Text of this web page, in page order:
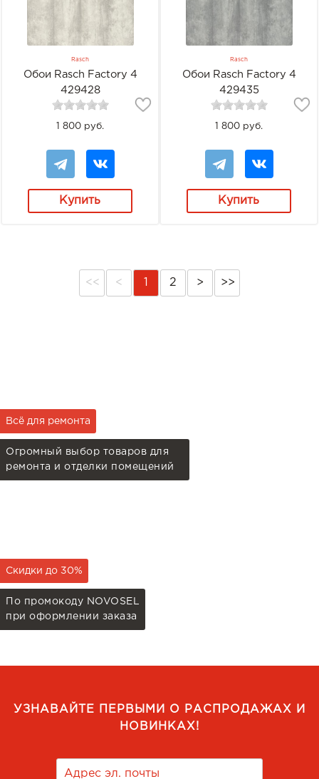
Rasch
Обои Rasch Factory 4
429428
1 800 руб.
Купить
Rasch
Обои Rasch Factory 4
429435
1 800 руб.
Купить
<< < 2 > >>
Всё для ремонта
Огромный выбор товаров для
ремонта и отделки помещений
Скидки до 30%
По промокоду NOVOSEL
при оформлении заказа
УЗНАВАЙТЕ ПЕРВЫМИ О РАСПРОДАЖАХ И
НОВИНКАХ!